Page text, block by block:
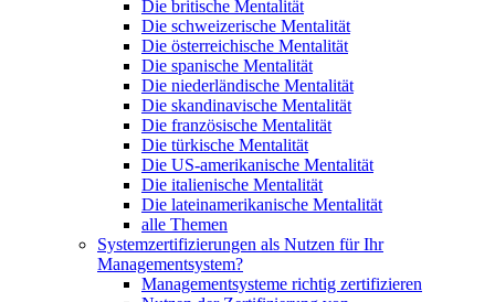
Die britische Mentalität
Die schweizerische Mentalität
Die österreichische Mentalität
Die spanische Mentalität
Die niederländische Mentalität
Die skandinavische Mentalität
Die französische Mentalität
Die türkische Mentalität
Die US-amerikanische Mentalität
Die italienische Mentalität
Die lateinamerikanische Mentalität
alle Themen
Systemzertifizierungen als Nutzen für Ihr
Managementsystem?
Managementsysteme richtig zertifizieren